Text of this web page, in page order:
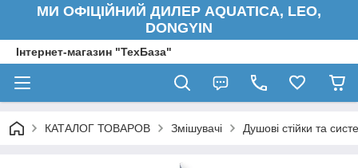
МИ ОФІЦІЙНИЙ ДИЛЕР AQUATICA, LEO,
DONGYIN
Інтернет-магазин "ТехБаза"
КАТАЛОГ ТОВАРОВ Змішувачі Душові стійки та